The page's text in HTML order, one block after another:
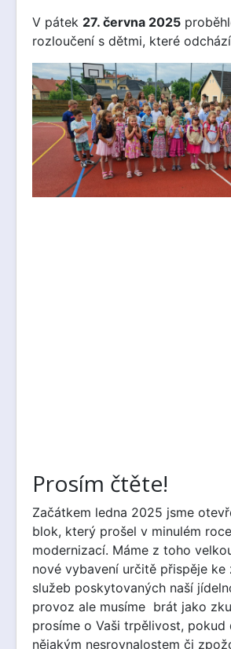
V pátek 27. června 2025
rozloučení s dětmi, které
Prosím čtěte!
Začátkem ledna 2025 jsme
blok, který prošel v minulém
modernizací. Máme z toho
nové vybavení určitě přispěje ke
služeb poskytovaných naší
provoz ale musíme brát jako
prosíme o Vaši trpělivost, pokud
nějakým nesrovnalostem či